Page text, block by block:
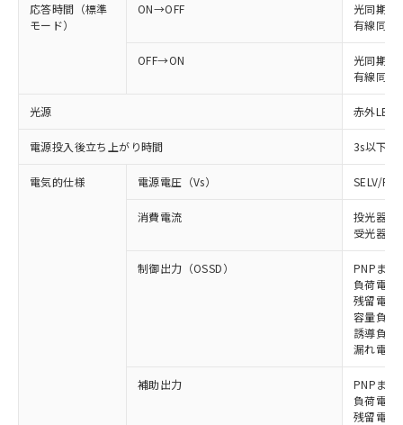
応答時間（標準
モード）
ON→OFF
光同期:
有線同期
OFF→ON
光同期:
有線同期
光源 赤外LED
電源投入後立ち上がり時間 3s以下
電気的仕様 電源電圧（Vs） SELV/
消費電流
投光器:
受光器:
制御出力（OSSD）
PNPまた
負荷電流
残留電圧
容量負荷
誘導負荷
漏れ電流
補助出力
PNPまた
負荷電流
残留電圧